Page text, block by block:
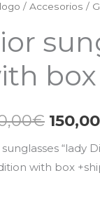
/ Accesorios /
box
€
El
150,00
sunglasses “lady
with box